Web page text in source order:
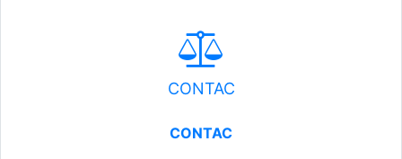
CONTAC
CONTAC